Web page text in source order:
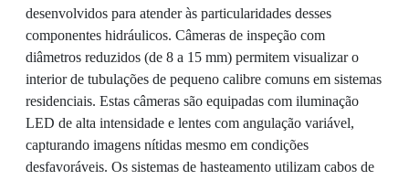
desenvolvidos para atender às particularidades desses
componentes hidráulicos. Câmeras de inspeção com
diâmetros reduzidos (de 8 a 15 mm) permitem visualizar o
interior de tubulações de pequeno calibre comuns em sistemas
residenciais. Estas câmeras são equipadas com iluminação
LED de alta intensidade e lentes com angulação variável,
capturando imagens nítidas mesmo em condições
desfavoráveis. Os sistemas de hasteamento utilizam cabos de